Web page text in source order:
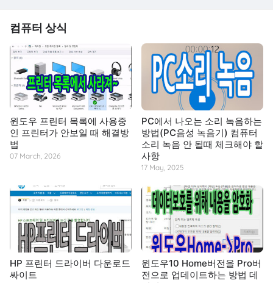
컴퓨터 상식
윈도우 프린터 목록에 사용중
인 프린터가 안보일 때 해결방
법
07 March, 2026
PC에서 나오는 소리 녹음하는
방법(PC음성 녹음기) 컴퓨터
소리 녹음 안 될때 체크해야 할
사항
17 May, 2025
HP 프린터 드라이버 다운로드
싸이트
윈도우10 Home버전을 Pro버
전으로 업데이트하는 방법 데